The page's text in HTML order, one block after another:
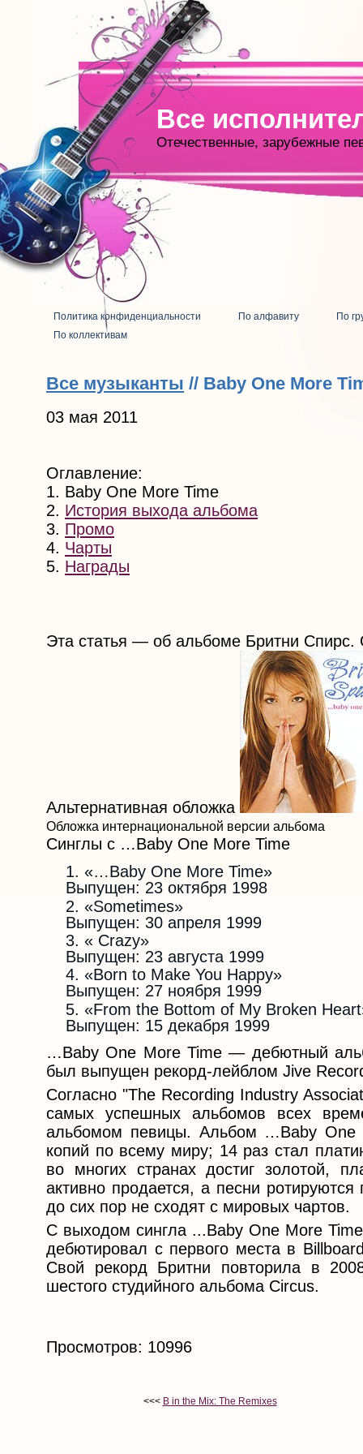
Все
Отечественные, зарубежные
Политика конфиденциальности По алфавиту
По
По коллективам
Все музыканты // Baby One More
03 мая 2011
Оглавление:
1. Baby One More Time
2. История выхода альбома
3. Промо
4. Чарты
5. Награды
Эта статья — об альбоме Бритни
Альтернативная обложка
Обложка интернациональной версии альбома
Синглы с …Baby One More Time
«…Baby One More Time»
Выпущен: 23 октября 1998
«Sometimes»
Выпущен: 30 апреля 1999
« Crazy»
Выпущен: 23 августа 1999
«Born to Make You Happy»
Выпущен: 27 ноября 1999
«From the Bottom of My Broken
Выпущен: 15 декабря 1999
…Baby One More Time — дебютный
был выпущен рекорд-лейблом Jive
Согласно "The Recording Industry
самых успешных альбомов всех
альбомом певицы. Альбом …Baby One
копий по всему миру; 14 раз стал
во многих странах достиг золотой,
активно продается, а песни
до сих пор не сходят с мировых чартов.
С выходом сингла ...Baby One More
дебютировал с первого места в
Свой рекорд Бритни повторила в
шестого студийного альбома Circus.
Просмотров: 10996
<<< B in the Mix: The Remixes